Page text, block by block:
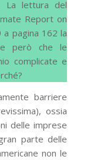
La lettura del
Report on
pagina 162 la
però che le
complicate e
barriere
ossia
delle imprese
parte delle
non le